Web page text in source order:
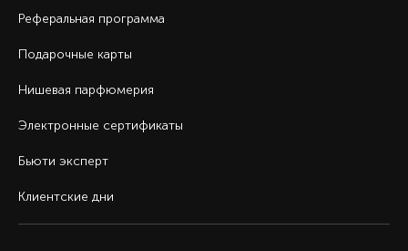
Реферальная программа
Подарочные карты
Нишевая парфюмерия
Электронные сертификаты
Бьюти эксперт
Клиентские дни